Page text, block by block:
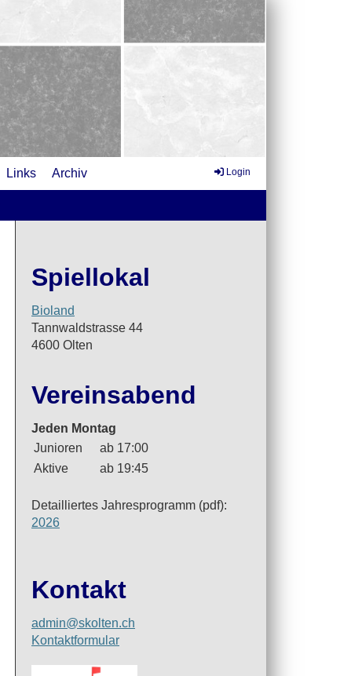
Links Archiv Login
Spiellokal
Bioland
Tannwaldstrasse 44
4600 Olten
Vereinsabend
Jeden Montag
Junioren
ab 17:00
Aktive
ab 19:45
Detailliertes Jahresprogramm (pdf):
2026
Kontakt
admin@skolten.ch
Kontaktformular